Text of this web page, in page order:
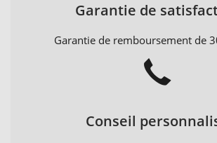
Garantie de
Garantie de remboursement de
Conseil